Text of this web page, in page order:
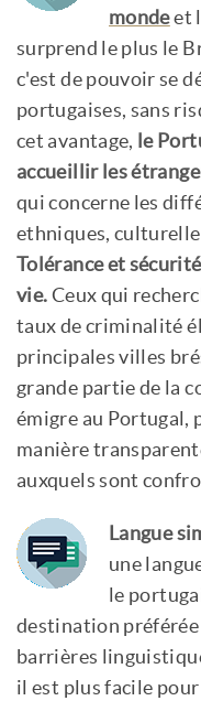
mondeet
surprend le plus le
c'est de pouvoir se
portugaises, sans
cet avantage, le
accueillir les
qui concerne les
ethniques,
Tolérance et
vie. Ceux qui
taux de criminalité
principales villes
grande partie de la
émigre au Portugal,
manière
auxquels sont
Langue
une
le
destination préférée
barrières
il est plus facile